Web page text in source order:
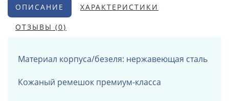
ОПИСАНИЕ ХАРАКТЕРИСТИКИ
ОТЗЫВЫ (0)
Материал корпуса/безеля: нержавеющая сталь
Кожаный ремешок премиум-класса